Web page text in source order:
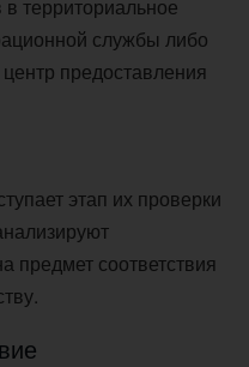
территориальное
службы либо
предоставления
этап их проверки
предмет соответствия